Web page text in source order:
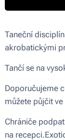
Taneční
akrobatickými
Tančí se na
Doporučujeme
můžete půjčit ve
Chrániče
na